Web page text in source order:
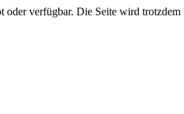
verfügbar. Die Seite wird